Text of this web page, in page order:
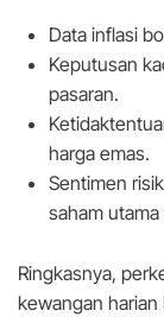
Data inflasi
Keputusan
pasaran.
harga emas.
Sentimen
saham utama
Ringkasnya,
kewangan